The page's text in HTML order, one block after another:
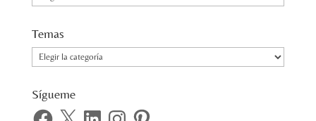
Temas
Temas
Sígueme
Facebook
X LinkedInInstagramPinterest